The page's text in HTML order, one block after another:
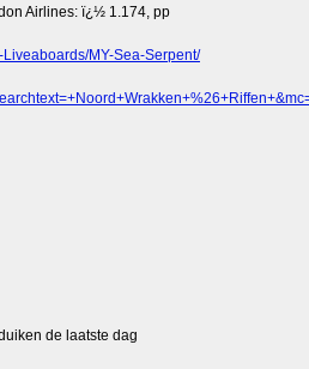
Airlines: ï¿½ 1.174, pp
MY-Sea-Serpent/
de laatste dag